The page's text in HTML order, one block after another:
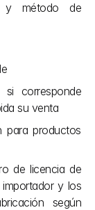
y método de
si corresponde
su venta
para productos
de licencia de
y los
según